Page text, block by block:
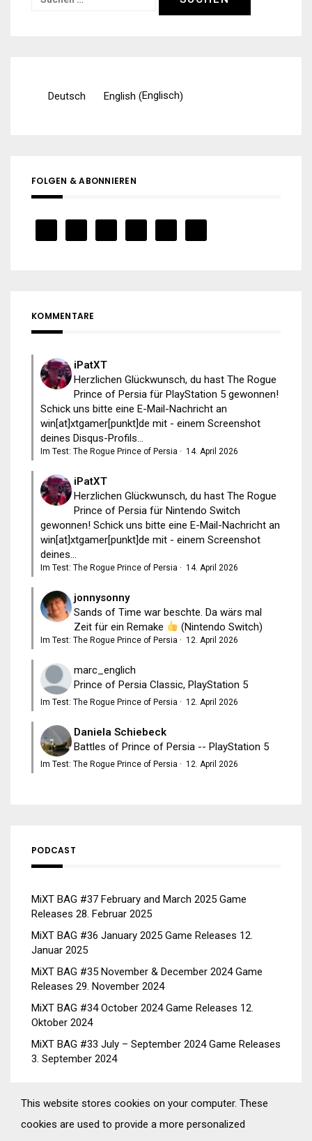
Deutsch English (Englisch)
FOLGEN & ABONNIEREN
KOMMENTARE
iPatXT
Herzlichen Glückwunsch, du hast The Rogue
Prince of Persia für PlayStation 5 gewonnen!
Schick uns bitte eine E-Mail-Nachricht an
win[at]xtgamer[punkt]de mit - einem Screenshot
deines Disqus-Profils...
Im Test: The Rogue Prince of Persia · 14. April 2026
iPatXT
Herzlichen Glückwunsch, du hast The Rogue
Prince of Persia für Nintendo Switch
gewonnen! Schick uns bitte eine E-Mail-Nachricht an
win[at]xtgamer[punkt]de mit - einem Screenshot
deines...
Im Test: The Rogue Prince of Persia · 14. April 2026
jonnysonny
Sands of Time war beschte. Da wärs mal
Zeit für ein Remake
(Nintendo Switch)
Im Test: The Rogue Prince of Persia · 12. April 2026
marc_englich
Prince of Persia Classic, PlayStation 5
Im Test: The Rogue Prince of Persia · 12. April 2026
Daniela Schiebeck
Battles of Prince of Persia -- PlayStation 5
Im Test: The Rogue Prince of Persia · 12. April 2026
PODCAST
MiXT BAG #37 February and March 2025 Game
Releases 28. Februar 2025
MiXT BAG #36 January 2025 Game Releases 12.
Januar 2025
MiXT BAG #35 November & December 2024 Game
Releases 29. November 2024
MiXT BAG #34 October 2024 Game Releases 12.
Oktober 2024
MiXT BAG #33 July – September 2024 Game Releases
3. September 2024
This website stores cookies on your computer. These
cookies are used to provide a more personalized